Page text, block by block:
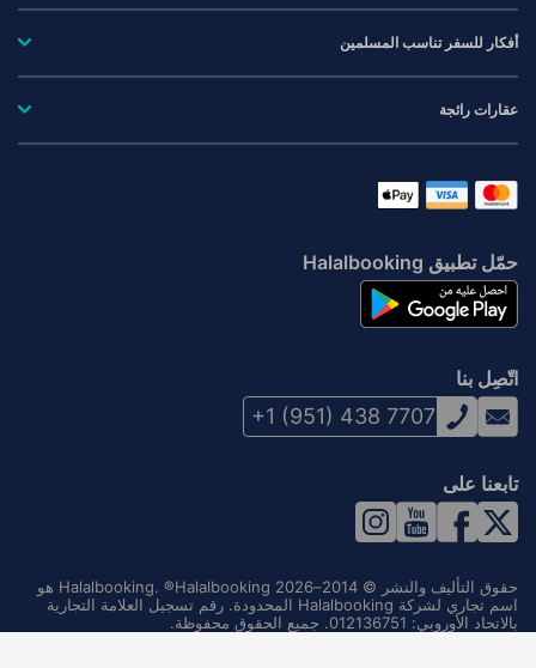
أفكار للسفر تناسب المسلمين
عقارات رائجة
حمّل تطبيق Halalbooking
اتّصِل بنا
+1 (951) 438 7707
تابعنا على
حقوق التأليف والنشر © 2014–2026 Halalbooking. ®Halalbooking هو
اسم تجاري لشركة Halalbooking المحدودة. رقم تسجيل العلامة التجارية
بالاتحاد الأوروبي: 012136751. جميع الحقوق محفوظة.